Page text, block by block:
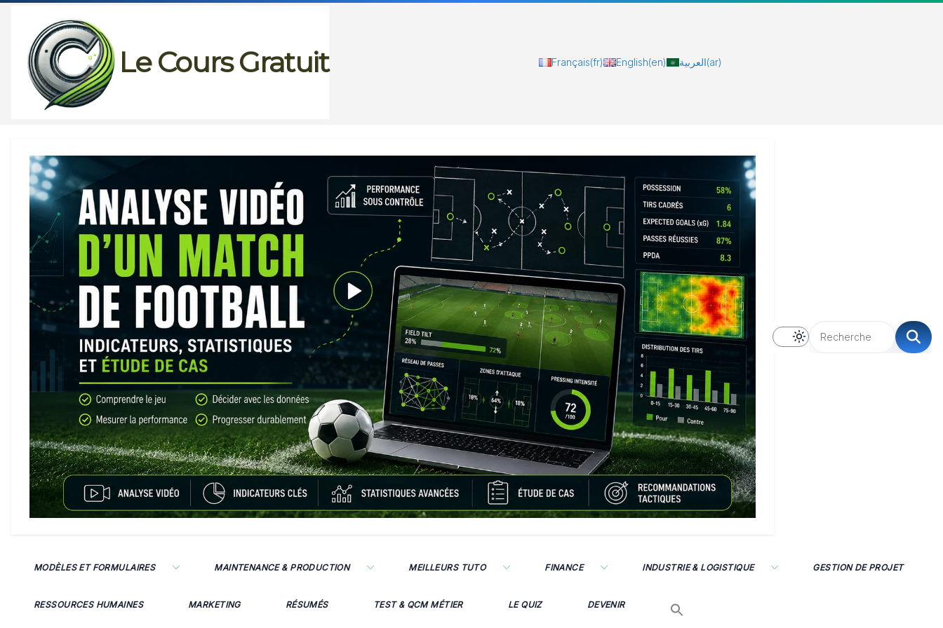
contenu
Le Cours Gratuit Français(fr) English(en) العربية(ar)
MODÈLES ET FORMULAIRES MAINTENANCE & PRODUCTION MEILLEURS TUTO FINANCE INDUSTRIE & LOGISTIQUE GESTION DE PROJET
RESSOURCES HUMAINES MARKETING RÉSUMÉS TEST & QCM MÉTIER LE QUIZ DEVENIR